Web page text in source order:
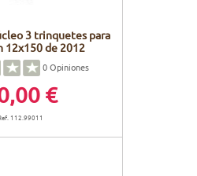
3 trinquetes para
12x150 de 2012
0Opiniones
€
112.99011